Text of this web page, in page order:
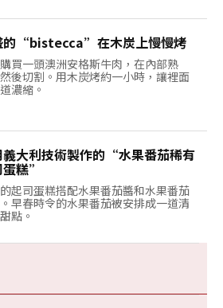
的“bistecca”在木炭上慢慢烤
買一頭澳洲安格斯牛肉，在內部熟
後切割。用木炭烤約一小時，讓裡面
濃縮。
義大利技術製作的“水果番茄稀有
糕”
起司蛋糕搭配水果番茄醬和水果番茄
早春時令的水果番茄被安排成一道清
點。